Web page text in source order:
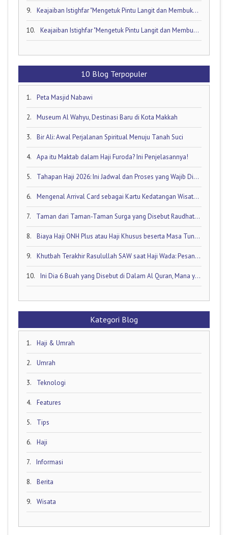
9. Keajaiban Istighfar "Mengetuk Pintu Langit dan Membuka Keran Rezeki yang Tersumbat"
10. Keajaiban Istighfar "Mengetuk Pintu Langit dan Membuka Keran Rezeki yang Tersumbat"
10 Blog Terpopuler
1. Peta Masjid Nabawi
2. Museum Al Wahyu, Destinasi Baru di Kota Makkah
3. Bir Ali: Awal Perjalanan Spiritual Menuju Tanah Suci
4. Apa itu Maktab dalam Haji Furoda? Ini Penjelasannya!
5. Tahapan Haji 2026: Ini Jadwal dan Proses yang Wajib Diketahui oleh Calon Jamaah Haji
6. Mengenal Arrival Card sebagai Kartu Kedatangan Wisatawan!
7. Taman dari Taman-Taman Surga yang Disebut Raudhatul Jannah
8. Biaya Haji ONH Plus atau Haji Khusus beserta Masa Tunggunya: Ini Rinciannya!
9. Khutbah Terakhir Rasulullah SAW saat Haji Wada: Pesan Abadi untuk Umat Islam
10. Ini Dia 6 Buah yang Disebut di Dalam Al Quran, Mana yang Favorit Anda?
Kategori Blog
1. Haji & Umrah
2. Umrah
3. Teknologi
4. Features
5. Tips
6. Haji
7. Informasi
8. Berita
9. Wisata